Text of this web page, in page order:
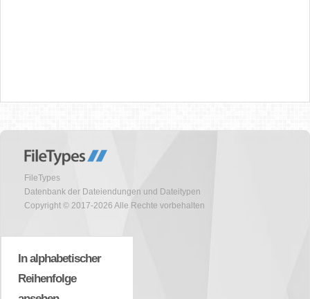
FileTypes
Datenbank der Dateiendungen und Dateitypen
Copyright © 2017-2026 Alle Rechte vorbehalten
In alphabetischer
Reihenfolge